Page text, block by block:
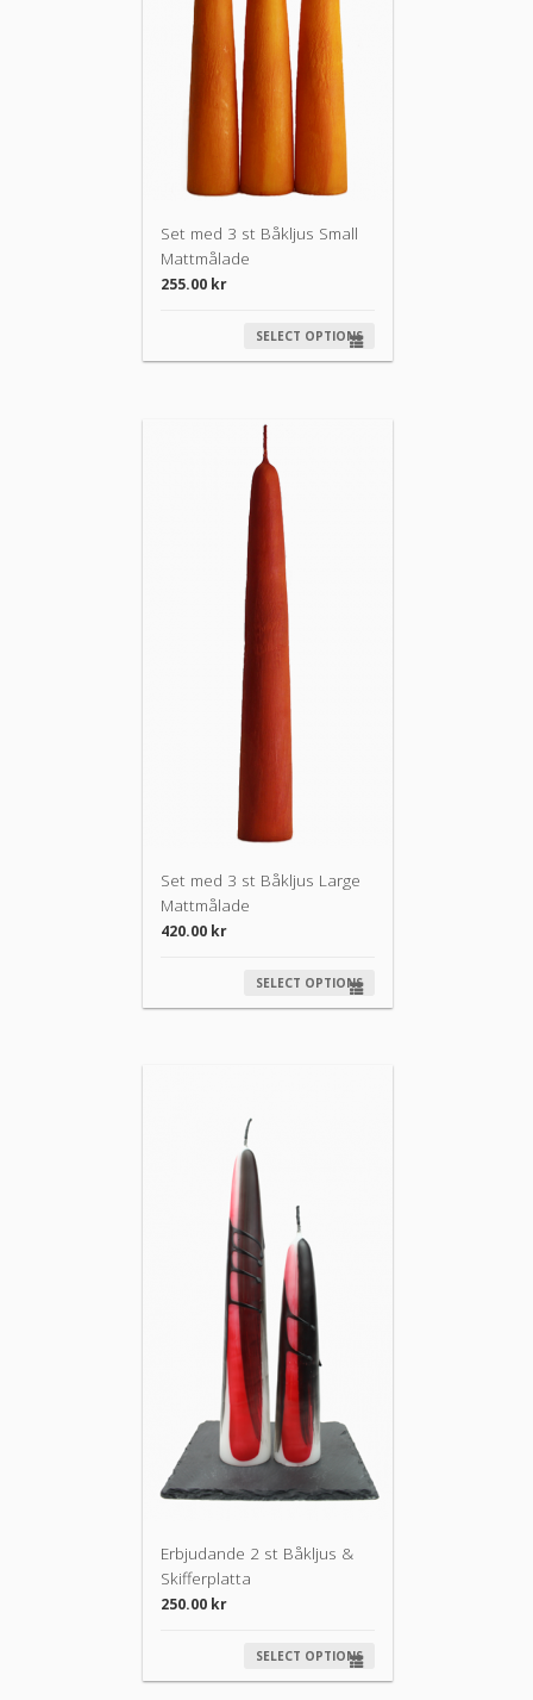
Set med 3 st Båkljus Small
Mattmålade
255.00 kr
SELECT OPTIONS
Set med 3 st Båkljus Large
Mattmålade
420.00 kr
SELECT OPTIONS
Erbjudande 2 st Båkljus &
Skifferplatta
250.00 kr
SELECT OPTIONS